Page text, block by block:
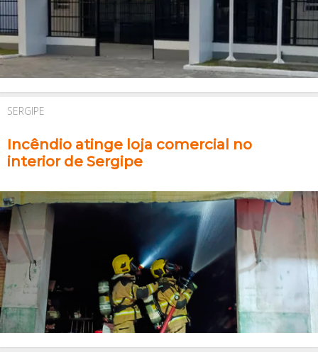
SERGIPE
Incêndio atinge loja comercial no
interior de Sergipe